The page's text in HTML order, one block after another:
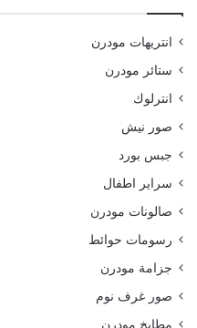
انتريهات مودرن
ستائر مودرن
انترلوك
صور نيش
جبس بورد
سراير اطفال
صالونات مودرن
رسومات حوائط
جزامة مودرن
صور غرف نوم
مطابخ مودرن